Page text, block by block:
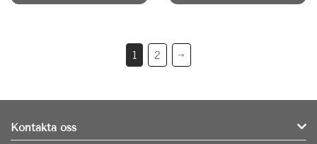
1 2 →
Kontakta oss